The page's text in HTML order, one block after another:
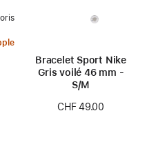
Bracelet Sport Nike
Gris voilé 46 mm -
S/M
CHF 49.00